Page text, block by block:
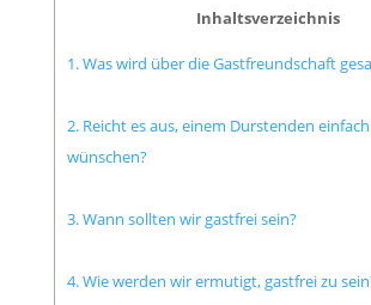
Inhaltsverzeichnis
1. Was wird über die Gastfreundschaft
2. Reicht es aus, einem Durstenden
wünschen?
3. Wann sollten wir gastfrei sein?
4. Wie werden wir ermutigt, gastfrei zu